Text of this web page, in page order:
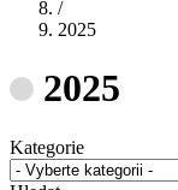
/
2025
2025
Kategorie